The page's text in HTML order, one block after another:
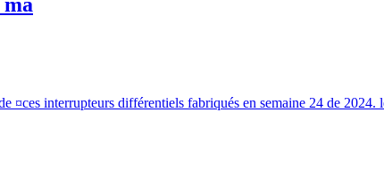
¤ces interrupteurs différentiels fabriqués en semaine 24 de